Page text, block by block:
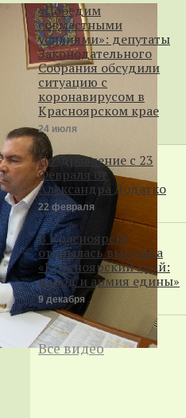
«Победим
совместными
усилиями»: депутаты
Законодательного
Собрания обсудили
ситуацию с
коронавирусом в
Красноярском крае
24 июля
Поздравление с 23
Февраля от
Александра Додатко
22 февраля
В Красноярске
открылась выставка
«Красноярский край:
народ и армия едины»
9 декабря
Все видео